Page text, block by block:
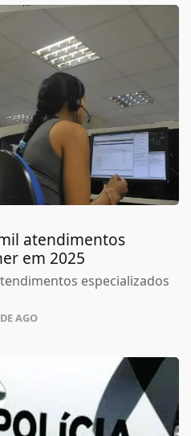
atendimentos
em 2025
especializados
AGO